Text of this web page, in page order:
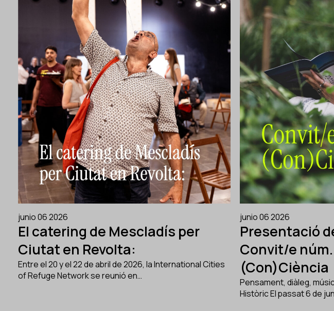
junio 06 2026
El catering de Mescladís per
Ciutat en Revolta:
Entre el 20 y el 22 de abril de 2026, la International Cities
of Refuge Network se reunió en…
junio 06 2026
Presentació
Convit/e núm.
(Con)Ciència
Pensament, diàleg,
Històric El passat 6 de